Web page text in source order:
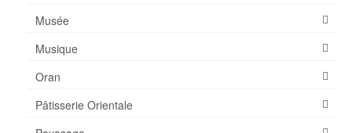
Musée
Musique
Oran
Pâtisserie Orientale